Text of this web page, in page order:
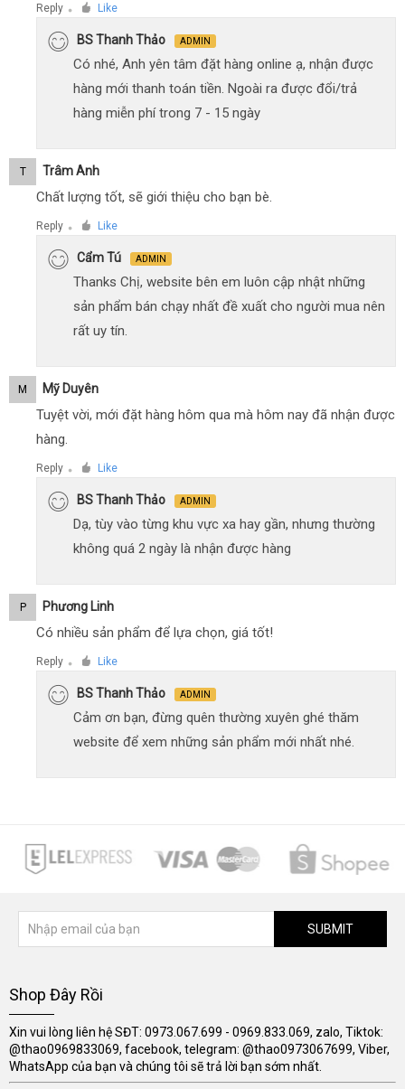
Reply ● Like
BS Thanh Thảo ADMIN
Có nhé, Anh yên tâm đặt hàng online ạ, nhận được
hàng mới thanh toán tiền. Ngoài ra được đổi/trả
hàng miễn phí trong 7 - 15 ngày
T Trâm Anh
Chất lượng tốt, sẽ giới thiệu cho bạn bè.
Reply ● Like
Cẩm Tú ADMIN
Thanks Chị, website bên em luôn cập nhật những
sản phẩm bán chạy nhất đề xuất cho người mua nên
rất uy tín.
M Mỹ Duyên
Tuyệt vời, mới đặt hàng hôm qua mà hôm nay đã nhận được
hàng.
Reply ● Like
BS Thanh Thảo ADMIN
Dạ, tùy vào từng khu vực xa hay gần, nhưng thường
không quá 2 ngày là nhận được hàng
P Phương Linh
Có nhiều sản phẩm để lựa chọn, giá tốt!
Reply ● Like
BS Thanh Thảo ADMIN
Cảm ơn bạn, đừng quên thường xuyên ghé thăm
website để xem những sản phẩm mới nhất nhé.
SUBMIT
Shop Đây Rồi
Xin vui lòng liên hệ SĐT: 0973.067.699 - 0969.833.069, zalo, Tiktok:
@thao0969833069, facebook, telegram: @thao0973067699, Viber,
WhatsApp của bạn và chúng tôi sẽ trả lời bạn sớm nhất.